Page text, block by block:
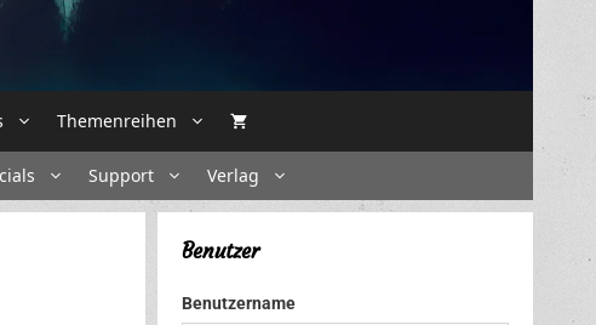
Themenreihen
Support Verlag
Benutzer
Benutzername